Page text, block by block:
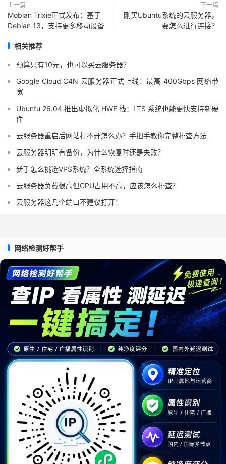
上一篇
Mobian Trixie正式发布：基于
Debian 13，支持更多移动设备
下一篇
刚买Ubuntu系统的云服务器，
要怎么进行连接？
相关推荐
预算只有10元，也可以买云服务器？
Google Cloud C4N 云服务器正式上线：最高 400Gbps 网络带
宽
Ubuntu 26.04 推出虚拟化 HWE 栈：LTS 系统也能更快支持新硬
件
云服务器重启后网站打不开怎么办？手把手教你完整排查方法
云服务器明明有备份，为什么恢复时还是失败？
新手怎么挑选VPS系统？全系统选择指南
云服务器负载很高但CPU占用不高，应该怎么排查？
云服务器这几个端口不建议打开！
网络检测好帮手